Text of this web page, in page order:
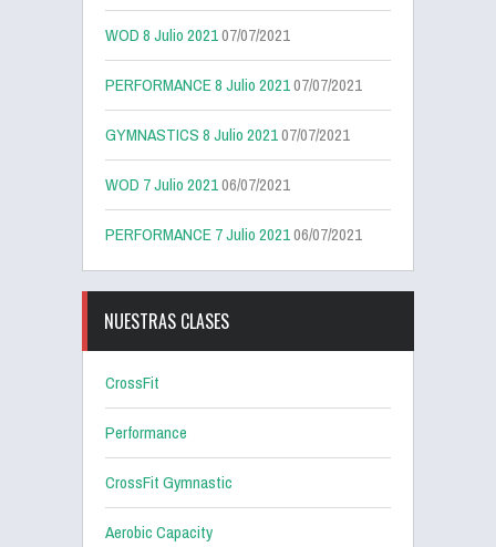
WOD 8 Julio 202107/07/2021
PERFORMANCE 8 Julio 202107/07/2021
GYMNASTICS 8 Julio 202107/07/2021
WOD 7 Julio 202106/07/2021
PERFORMANCE 7 Julio 202106/07/2021
NUESTRAS CLASES
CrossFit
Performance
CrossFit Gymnastic
Aerobic Capacity